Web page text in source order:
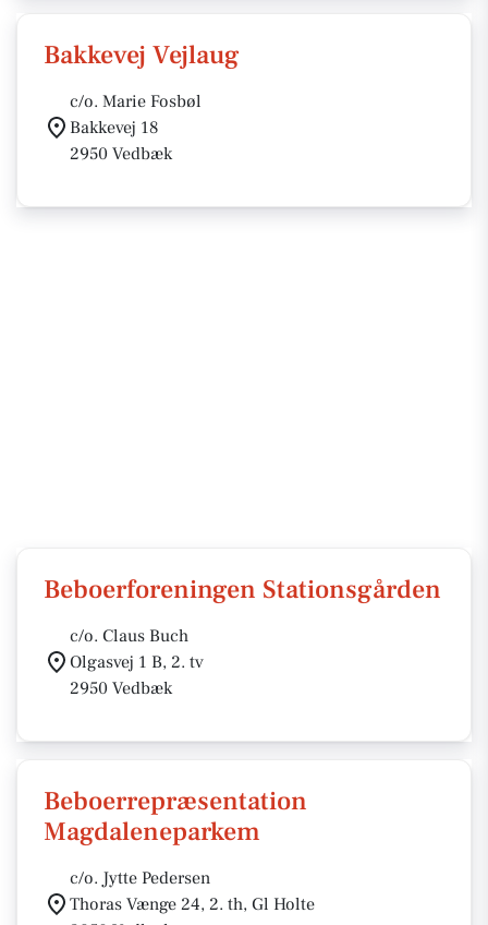
Bakkevej Vejlaug
c/o. Marie Fosbøl
Bakkevej 18
2950 Vedbæk
Beboerforeningen Stationsgården
c/o. Claus Buch
Olgasvej 1 B, 2. tv
2950 Vedbæk
Beboerrepræsentation
Magdaleneparkem
c/o. Jytte Pedersen
Thoras Vænge 24, 2. th, Gl Holte